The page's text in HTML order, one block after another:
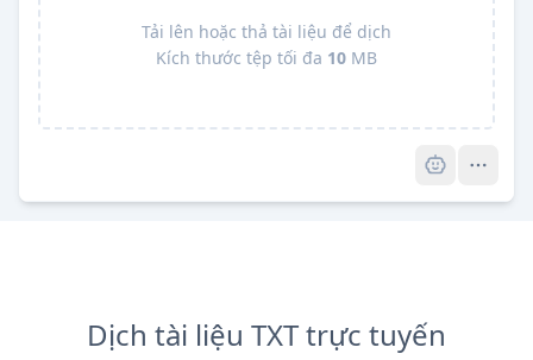
Tải lên hoặc thả tài liệu để dịch
Kích thước tệp tối đa 10 MB
Dịch tài liệu TXT trực tuyến